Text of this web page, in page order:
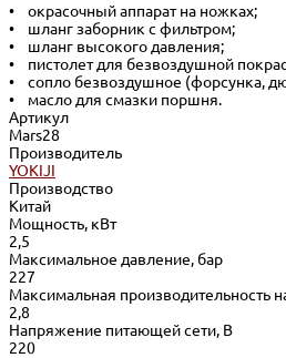
• окрасочный аппарат на ножках;
• шланг заборник с фильтром;
• шланг высокого давления;
• пистолет для безвоздушной
• сопло безвоздушное (форсунка,
• масло для смазки поршня.
Артикул
Mars28
Производитель
YOKIJI
Производство
Китай
Мощность, кВт
2,5
Максимальное давление, бар
227
Максимальная производительность
2,8
Напряжение питающей сети, В
220